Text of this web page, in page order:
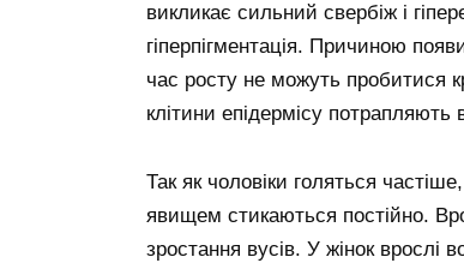
викликає сильний свербіж і
гіперпігментація. Причиною
час росту не можуть пробитися
клітини епідермісу
Так як чоловіки голяться
явищем стикаються постійно.
зростання вусів. У жінок врослі